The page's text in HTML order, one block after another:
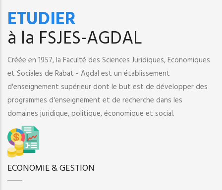
ETUDIER
à la FSJES-AGDAL
Créée en 1957, la Faculté des Sciences Juridiques, Economiques
et Sociales de Rabat - Agdal est un établissement
d'enseignement supérieur dont le but est de développer des
programmes d'enseignement et de recherche dans les
domaines juridique, politique, économique et social.
ECONOMIE & GESTION